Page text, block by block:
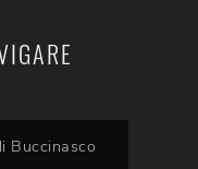
Buccinasco